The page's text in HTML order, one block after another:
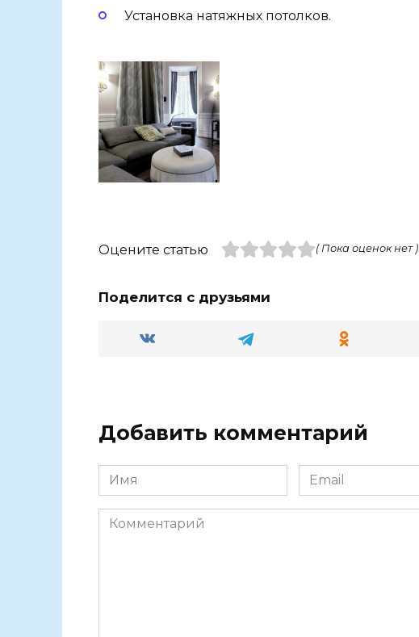
Установка натяжных потолков.
Оцените статью ( Пока оценок нет )
Поделится с друзьями
Добавить комментарий
Имя Email
Комментарий